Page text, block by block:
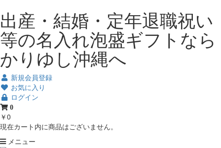
出産・結婚・定年退職祝い
等の名入れ泡盛ギフトなら
かりゆし沖縄へ
新規会員登録
お気に入り
ログイン
0
￥0
現在カート内に商品はございません。
メニュー